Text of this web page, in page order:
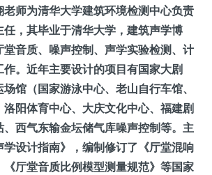
老师为清华大学建筑环境检测中心负责
任，其毕业于清华大学，建筑声学博
音质、噪声控制、声学实验检测、计
。近年主要设计的项目有国家大剧
场馆（国家游泳中心、老山自行车馆、
洛阳体育中心、大庆文化中心、福建剧
、西气东输金坛储气库噪声控制等。主
设计指南》，编制修订了《厅堂混响
《厅堂音质比例模型测量规范》等国家